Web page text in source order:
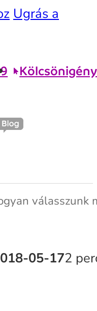
Ugrás a
válasszunk
05-172